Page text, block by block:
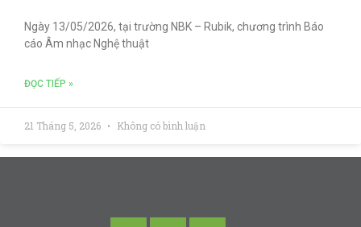
Ngày 13/05/2026, tại trường NBK – Rubik, chương trình Báo
cáo Âm nhạc Nghệ thuật
ĐỌC TIẾP »
21 Tháng 5, 2026 Không có bình luận